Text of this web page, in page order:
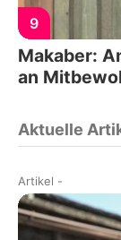
9
Makaber:
an
Aktuelle
Artikel -